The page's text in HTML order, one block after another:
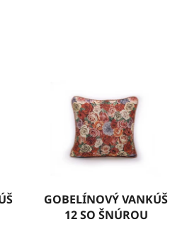
GOBELÍNOVÝ VANKÚŠ
12 SO ŠNÚROU